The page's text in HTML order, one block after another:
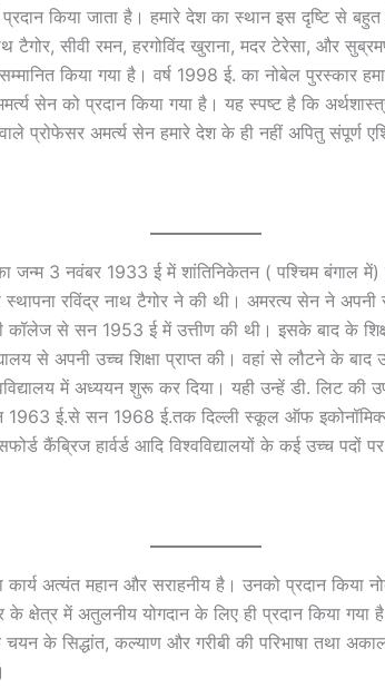
किया जाता है। हमारे देश का स्थान इस दृष्टि से बहुत
टैगोर, सीवी रमन, हरगोविंद खुराना, मदर टेरेसा, और
किया गया है। वर्ष 1998 ई. का नोबेल पुरस्कार
सेन को प्रदान किया गया है। यह स्पष्ट है कि
प्रोफेसर अमर्त्य सेन हमारे देश के ही नहीं अपितु संपूर्ण
जन्म 3 नवंबर 1933 ई में शांतिनिकेतन ( पश्चिम बंगाल
स्थापना रविंद्र नाथ टैगोर ने की थी। अमरत्य सेन ने अपनी
कॉलेज से सन 1953 ई में उत्तीण की थी। इसके बाद के
से अपनी उच्च शिक्षा प्राप्त की। वहां से लौटने के
में अध्ययन शुरू कर दिया। यही उन्हें डी. लिट की
1963 ई.से सन 1968 ई.तक दिल्ली स्कूल ऑफ
कैंब्रिज हार्वर्ड आदि विश्वविद्यालयों के कई उच्च पदों
अत्यंत महान और सराहनीय है। उनको प्रदान किया
के क्षेत्र में अतुलनीय योगदान के लिए ही प्रदान किया गया
चयन के सिद्धांत, कल्याण और गरीबी की परिभाषा तथा